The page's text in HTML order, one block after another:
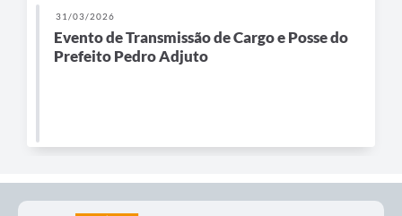
31/03/2026
Evento de Transmissão de Cargo e Posse do
Prefeito Pedro Adjuto